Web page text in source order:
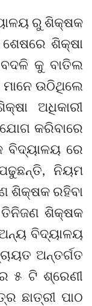
ରୁ ଶିକ୍ଷକ
ଶିକ୍ଷା
ବଦଳି କୁ ବାତିଲ
ଉଠିଥିଲେ
ଅଧିକାରୀ
କରିବାରେ
ବିଦ୍ୟାଳୟ ରେ
ନିୟମ
ଶିକ୍ଷକ ରହିବା
ତିନିଜଣ ଶିକ୍ଷକ
ବିଦ୍ୟାଳୟ
ଅନ୍ତର୍ଗତ
୫ ଟି ଶ୍ରେଣୀ
ଛାତ୍ରୀ ପାଠ